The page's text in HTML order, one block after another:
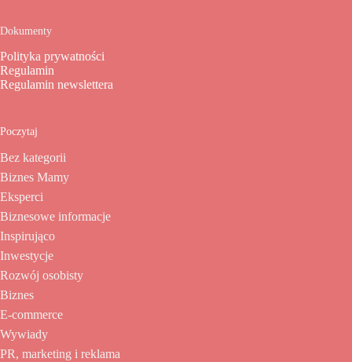
Dokumenty
Polityka prywatności
Regulamin
Regulamin newslettera
Poczytaj
Bez kategorii
Biznes Mamy
Eksperci
Biznesowe informacje
Inspirująco
Inwestycje
Rozwój osobisty
Biznes
E-commerce
Wywiady
PR, marketing i reklama